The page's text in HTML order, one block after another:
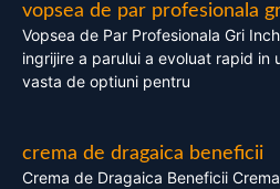
vopsea de par profesionala
Vopsea de Par Profesionala Gri
ingrijire a parului a evoluat rapid in
vasta de optiuni pentru
crema de dragaica beneficii
Crema de Dragaica Beneficii